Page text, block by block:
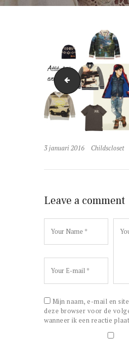
shop
3 januari 2016 Childscloset
Leave a comment
Mijn naam, e-mail en
deze browser voor de
wanneer ik een reactie